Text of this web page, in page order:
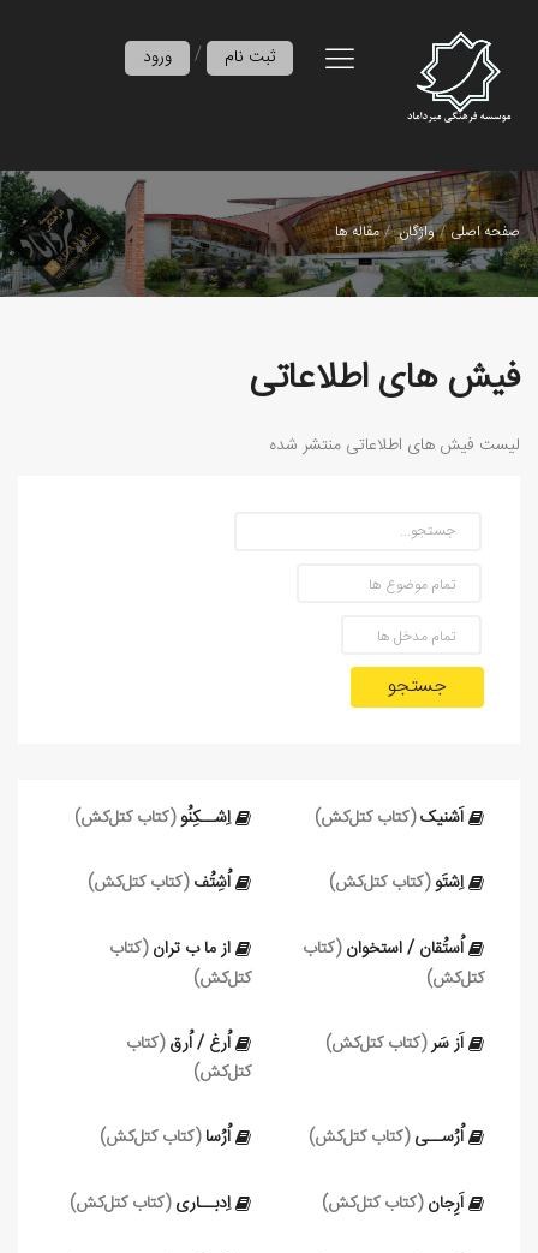
ورود / ثبت نام
صفحه اصلی واژگان مقاله ها
فیش های اطلاعاتی
لیست فیش های اطلاعاتی منتشر شده
جستجو
اَشنیک(کتاب کتل‌کش) اِشــکِنُو(کتاب کتل‌کش)
اِشتَو(کتاب کتل‌کش) اُشِتُف (کتاب کتل‌کش)
اُستُقان / استخوان (کتاب
کتل‌کش)
از ما ب تران (کتاب
کتل‌کش)
اَز سَر(کتاب کتل‌کش) اُرغ / اُرق (کتاب
کتل‌کش)
اُرُســی (کتاب کتل‌کش) اُرُسا (کتاب کتل‌کش)
اَرِجان (کتاب کتل‌کش) اِدبــاری (کتاب کتل‌کش)